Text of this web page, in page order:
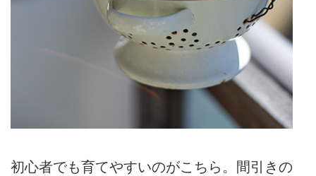
初心者でも育てやすいのがこちら。間引きの